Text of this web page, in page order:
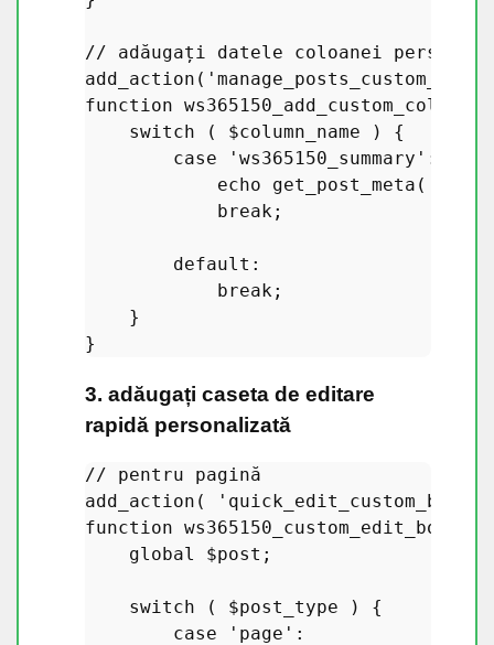
// adăugați datele coloanei
add_action (
function
switch ( $column_name ) {
case
'ws365150_summary' :
echo
get_post_meta (
break;
default :
break;
    }
3. adăugați caseta de editare
rapidă personalizată
// pentru pagină
add_action ( 'quick_edit_custom_box'
function ws365150_custom_edit_box
global
$post ;
switch ( $post_type ) {
case
'page' :